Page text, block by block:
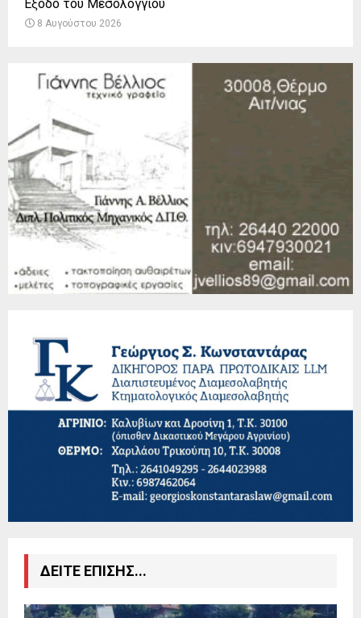
Έξοδο του Μεσολογγίου
8 Αυγούστου 2026
ΔΕΙΤΕ ΕΠΙΣΗΣ...